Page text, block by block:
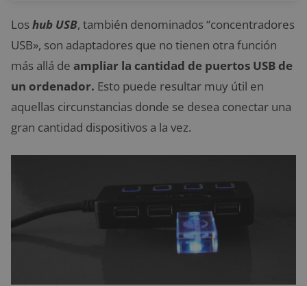
Loshub USB, también denominados “concentradores
USB», son adaptadores que no tienen otra función
más allá de ampliar la cantidad de puertos USB de
un ordenador. Esto puede resultar muy útil en
aquellas circunstancias donde se desea conectar una
gran cantidad dispositivos a la vez.